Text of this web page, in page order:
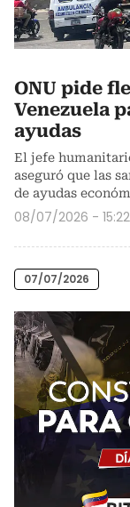
ONU pide
Venezuela
ayudas
El jefe
aseguró que las
de ayudas
08/07/2026 - 15:22
07/07/2026